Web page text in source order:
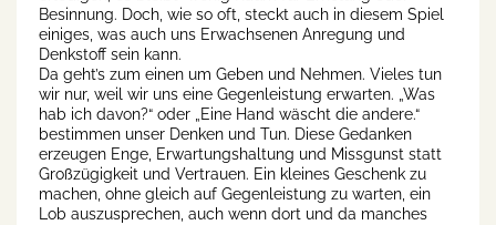
Besinnung. Doch, wie so oft, steckt auch in diesem Spiel
einiges, was auch uns Erwachsenen Anregung und
Denkstoff sein kann.
Da geht’s zum einen um Geben und Nehmen. Vieles tun
wir nur, weil wir uns eine Gegenleistung erwarten. „Was
hab ich davon?“ oder „Eine Hand wäscht die andere.“
bestimmen unser Denken und Tun. Diese Gedanken
erzeugen Enge, Erwartungshaltung und Missgunst statt
Großzügigkeit und Vertrauen. Ein kleines Geschenk zu
machen, ohne gleich auf Gegenleistung zu warten, ein
Lob auszusprechen, auch wenn dort und da manches